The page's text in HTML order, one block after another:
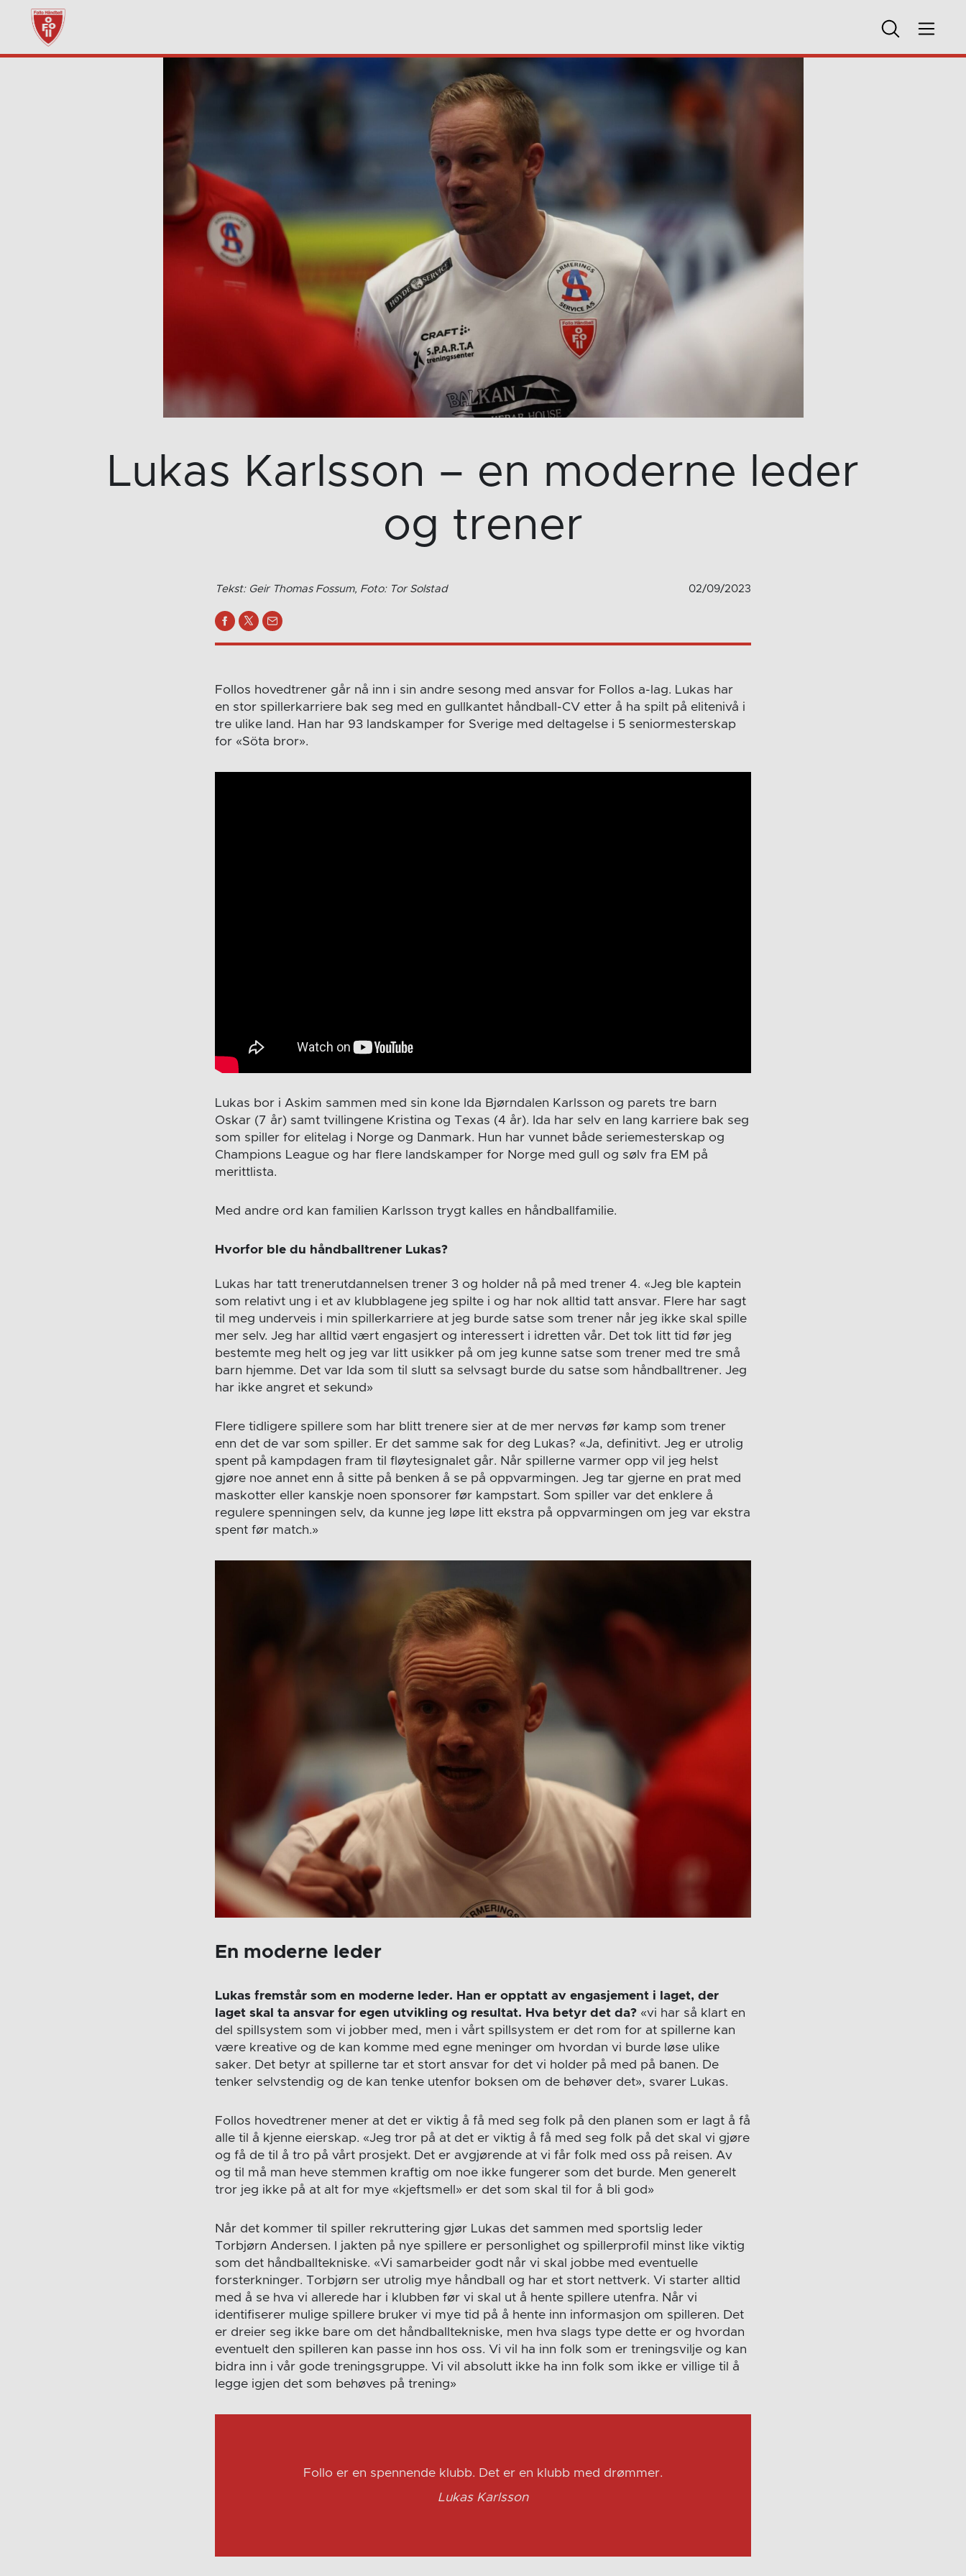
Lukas Karlsson – en moderne leder
og trener
Tekst: Geir Thomas Fossum, Foto: Tor Solstad 02/09/2023
Follos hovedtrener går nå inn i sin andre sesong med ansvar for Follos a-lag. Lukas har
en stor spillerkarriere bak seg med en gullkantet håndball-CV etter å ha spilt på elitenivå i
tre ulike land. Han har 93 landskamper for Sverige med deltagelse i 5 seniormesterskap
for «Söta bror».
Lukas bor i Askim sammen med sin kone Ida Bjørndalen Karlsson og parets tre barn
Oskar (7 år) samt tvillingene Kristina og Texas (4 år). Ida har selv en lang karriere bak seg
som spiller for elitelag i Norge og Danmark. Hun har vunnet både seriemesterskap og
Champions League og har flere landskamper for Norge med gull og sølv fra EM på
merittlista.
Med andre ord kan familien Karlsson trygt kalles en håndballfamilie.
Hvorfor ble du håndballtrener Lukas?
Lukas har tatt trenerutdannelsen trener 3 og holder nå på med trener 4. «Jeg ble kaptein
som relativt ung i et av klubblagene jeg spilte i og har nok alltid tatt ansvar. Flere har sagt
til meg underveis i min spillerkarriere at jeg burde satse som trener når jeg ikke skal spille
mer selv. Jeg har alltid vært engasjert og interessert i idretten vår. Det tok litt tid før jeg
bestemte meg helt og jeg var litt usikker på om jeg kunne satse som trener med tre små
barn hjemme. Det var Ida som til slutt sa selvsagt burde du satse som håndballtrener. Jeg
har ikke angret et sekund»
Flere tidligere spillere som har blitt trenere sier at de mer nervøs før kamp som trener
enn det de var som spiller. Er det samme sak for deg Lukas? «Ja, definitivt. Jeg er utrolig
spent på kampdagen fram til fløytesignalet går. Når spillerne varmer opp vil jeg helst
gjøre noe annet enn å sitte på benken å se på oppvarmingen. Jeg tar gjerne en prat med
maskotter eller kanskje noen sponsorer før kampstart. Som spiller var det enklere å
regulere spenningen selv, da kunne jeg løpe litt ekstra på oppvarmingen om jeg var ekstra
spent før match.»
En moderne leder
Lukas fremstår som en moderne leder. Han er opptatt av engasjement i laget, der
laget skal ta ansvar for egen utvikling og resultat. Hva betyr det da? «vi har så klart en
del spillsystem som vi jobber med, men i vårt spillsystem er det rom for at spillerne kan
være kreative og de kan komme med egne meninger om hvordan vi burde løse ulike
saker. Det betyr at spillerne tar et stort ansvar for det vi holder på med på banen. De
tenker selvstendig og de kan tenke utenfor boksen om de behøver det», svarer Lukas.
Follos hovedtrener mener at det er viktig å få med seg folk på den planen som er lagt å få
alle til å kjenne eierskap. «Jeg tror på at det er viktig å få med seg folk på det skal vi gjøre
og få de til å tro på vårt prosjekt. Det er avgjørende at vi får folk med oss på reisen. Av
og til må man heve stemmen kraftig om noe ikke fungerer som det burde. Men generelt
tror jeg ikke på at alt for mye «kjeftsmell» er det som skal til for å bli god»
Når det kommer til spiller rekruttering gjør Lukas det sammen med sportslig leder
Torbjørn Andersen. I jakten på nye spillere er personlighet og spillerprofil minst like viktig
som det håndballtekniske. «Vi samarbeider godt når vi skal jobbe med eventuelle
forsterkninger. Torbjørn ser utrolig mye håndball og har et stort nettverk. Vi starter alltid
med å se hva vi allerede har i klubben før vi skal ut å hente spillere utenfra. Når vi
identifiserer mulige spillere bruker vi mye tid på å hente inn informasjon om spilleren. Det
er dreier seg ikke bare om det håndballtekniske, men hva slags type dette er og hvordan
eventuelt den spilleren kan passe inn hos oss. Vi vil ha inn folk som er treningsvilje og kan
bidra inn i vår gode treningsgruppe. Vi vil absolutt ikke ha inn folk som ikke er villige til å
legge igjen det som behøves på trening»
Follo er en spennende klubb. Det er en klubb med drømmer.
Lukas Karlsson